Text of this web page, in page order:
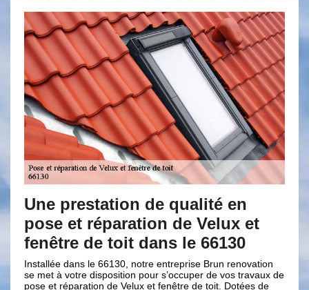
de qualité en
de Velux et
dans le 66130
notre entreprise Brun renovation
pour s’occuper de vos travaux de
Velux et fenêtre de toit. Dotées de
Pose et
fenêtre de toit
renovation : le
L’installation de velux ou
courante et très recommandée
conceptions. De ce fait, il est